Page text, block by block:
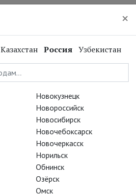
×
Казахстан Россия Узбекистан
Новокузнецк
Новороссийск
Новосибирск
Новочебоксарск
Новочеркасск
Норильск
Обнинск
Озёрск
Омск